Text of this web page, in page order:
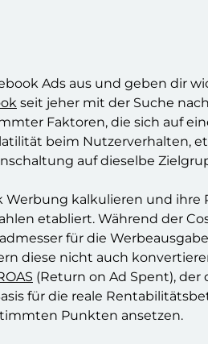
Ads aus und geben dir
seit jeher mit der Suche
Faktoren, die sich auf
beim Nutzerverhalten,
auf dieselbe
Werbung kalkulieren und
etabliert. Während der
für die
diese nicht auch
(Return on Ad Spent),
für die reale
Punkten ansetzen.